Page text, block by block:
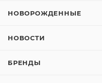
НОВОРОЖДЕННЫЕ
НОВОСТИ
БРЕНДЫ